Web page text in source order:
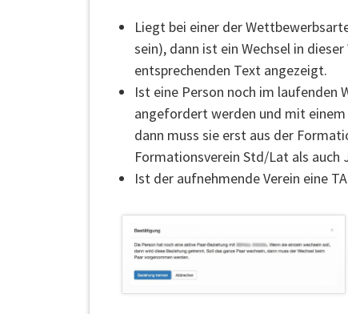
Liegt bei einer der
sein), dann ist ein Wechsel in
entsprechenden Text angezeigt.
Ist eine Person noch im laufenden
angefordert werden und mit
dann muss sie erst aus der
Formationsverein Std/Lat als auch
Ist der aufnehmende Verein eine